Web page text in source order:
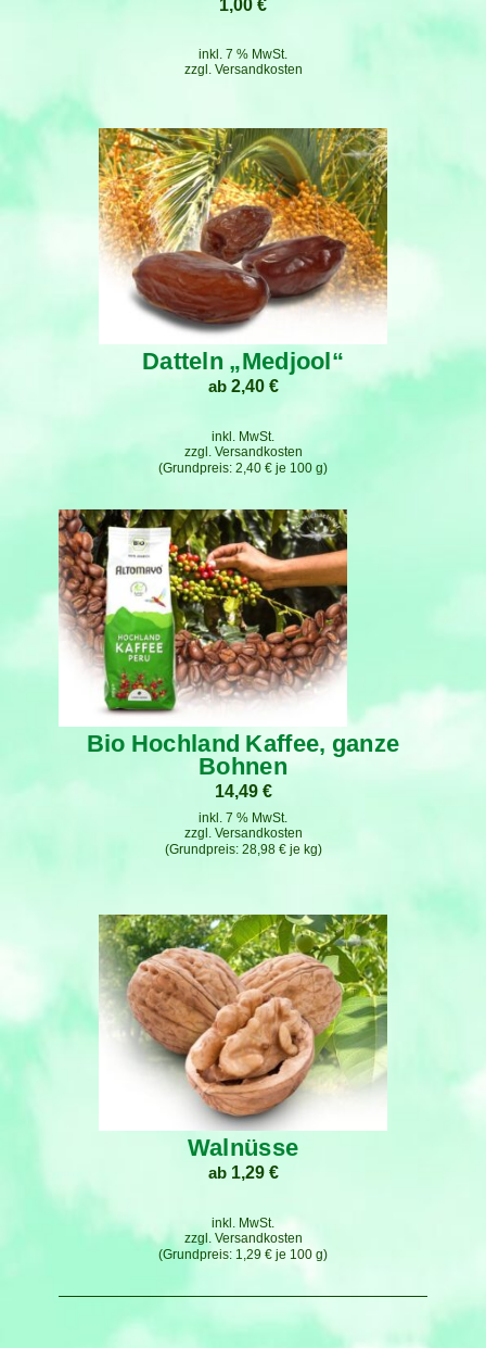
1,00 €
inkl. 7 % MwSt.
zzgl. Versandkosten
Datteln „Medjool“
ab 2,40 €
2,40 € je 100 g
inkl. MwSt.
zzgl. Versandkosten
Bio Hochland Kaffee, ganze
Bohnen
14,49 €
28,98 €je kg
inkl. 7 % MwSt.
zzgl. Versandkosten
Walnüsse
ab 1,29 €
1,29 € je 100 g
inkl. MwSt.
zzgl. Versandkosten